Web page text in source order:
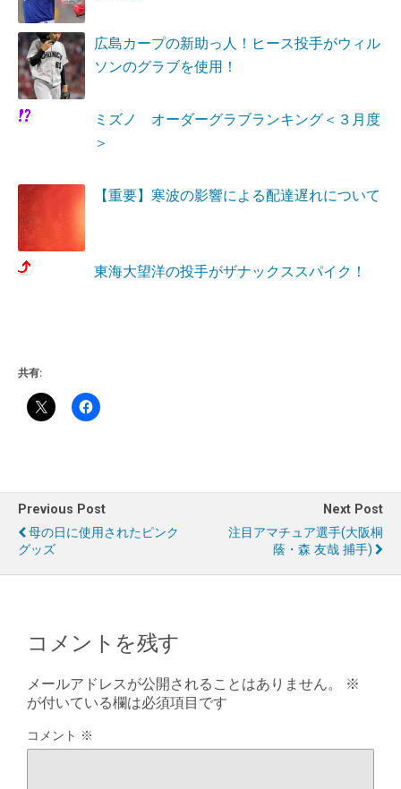
広島カープの新助っ人！ヒース投手がウィル
ソンのグラブを使用！
ミズノ オーダーグラブランキング＜３月度
＞
【重要】寒波の影響による配達遅れについて
東海大望洋の投手がザナックススパイク！
共有:
Previous Post
母の日に使用されたピンク
グッズ
Next Post
注目アマチュア選手(大阪桐
蔭・森 友哉 捕手)
コメントを残す
メールアドレスが公開されることはありません。
※
が付いている欄は必須項目です
コメント ※